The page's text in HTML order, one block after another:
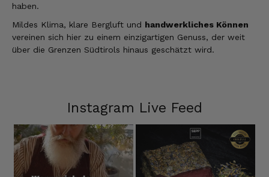
haben.
Mildes Klima, klare Bergluft und handwerkliches Können
vereinen sich hier zu einem einzigartigen Genuss, der weit
über die Grenzen Südtirols hinaus geschätzt wird.
Instagram Live Feed
Alle Bewertungen Lesen